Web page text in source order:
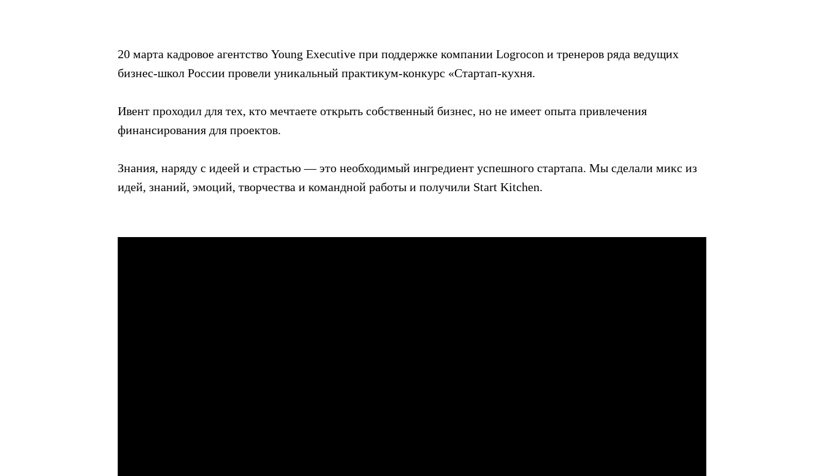
20 марта кадровое агентство Young Executive при поддержке компании Logrocon и тренеров ряда ведущих
бизнес-школ России провели уникальный практикум-конкурс «Стартап-кухня.
Ивент проходил для тех, кто мечтаете открыть собственный бизнес, но не имеет опыта привлечения
финансирования для проектов.
Знания, наряду с идеей и страстью — это необходимый ингредиент успешного стартапа. Мы сделали микс из
идей, знаний, эмоций, творчества и командной работы и получили Start Kitchen.